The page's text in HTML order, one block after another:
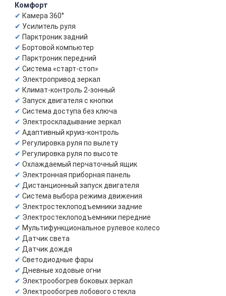
Комфорт
Камера 360°
Усилитель руля
Парктроник задний
Бортовой компьютер
Парктроник передний
Система «старт-стоп»
Электропривод зеркал
Климат-контроль 2-зонный
Запуск двигателя с кнопки
Система доступа без ключа
Электроскладывание зеркал
Адаптивный круиз-контроль
Регулировка руля по вылету
Регулировка руля по высоте
Охлаждаемый перчаточный ящик
Электронная приборная панель
Дистанционный запуск двигателя
Система выбора режима движения
Электростеклоподъемники задние
Электростеклоподъемники передние
Мультифункциональное рулевое колесо
Датчик света
Датчик дождя
Светодиодные фары
Дневные ходовые огни
Электрообогрев боковых зеркал
Электрообогрев лобового стекла